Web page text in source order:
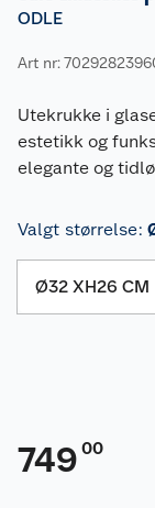
ODLE
Art nr:
Utekrukke i
estetikk og
elegante og tidlø
Valgt størrelse:
Ø32 XH26 CM
749 00